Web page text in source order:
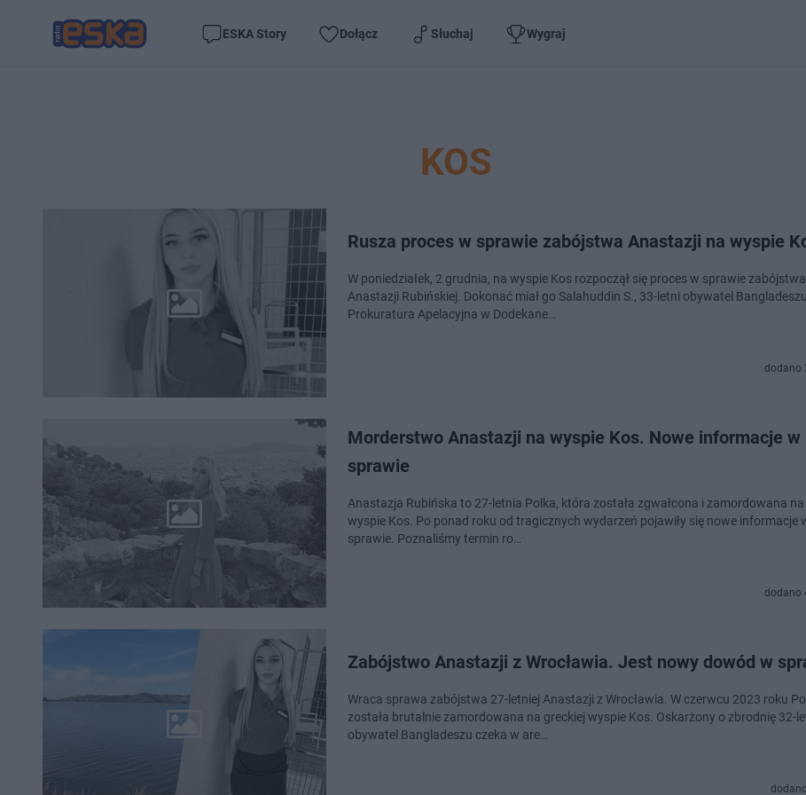
ESKA Story Dołącz Słuchaj Wygraj
KOS
Rusza proces w sprawie zabójstwa Anastazji na wyspie
W poniedziałek, 2 grudnia, na wyspie Kos rozpoczął się proces w sprawie zabójstwa
Anastazji Rubińskiej. Dokonać miał go Salahuddin S., 33-letni obywatel Bangladeszu.
Prokuratura Apelacyjna w Dodekane…
dodano
Morderstwo Anastazji na wyspie Kos. Nowe informacje w
sprawie
Anastazja Rubińska to 27-letnia Polka, która została zgwałcona i zamordowana na
wyspie Kos. Po ponad roku od tragicznych wydarzeń pojawiły się nowe informacje
sprawie. Poznaliśmy termin ro…
dodano
Zabójstwo Anastazji z Wrocławia. Jest nowy dowód w
Wraca sprawa zabójstwa 27-letniej Anastazji z Wrocławia. W czerwcu 2023 roku
została brutalnie zamordowana na greckiej wyspie Kos. Oskarżony o zbrodnię 32-
obywatel Bangladeszu czeka w are…